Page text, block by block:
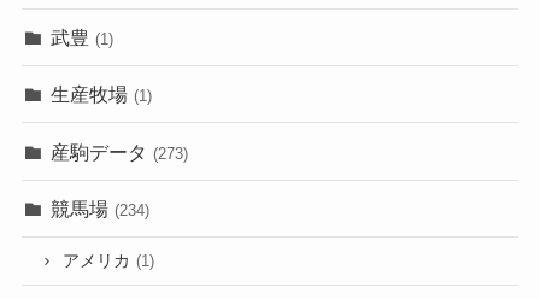
武豊 (1)
生産牧場 (1)
産駒データ (273)
競馬場 (234)
アメリカ (1)